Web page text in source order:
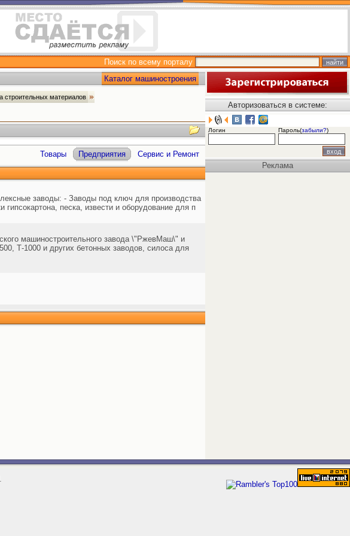
Поиск по всему порталу
Каталог машиностроения
строительных материалов
Товары Предприятия Сервис и Ремонт
заводы: - Заводы под ключ для производства
гипсокартона, песка, извести и оборудование для п
машиностроительного завода \"РжевМаш\" и
Т-1000 и других бетонных заводов, силоса для
Авторизоваться в системе:
Логин Пароль(забыли?)
Реклама